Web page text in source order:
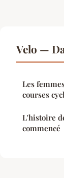
Velo —
Les
courses
L'histoire
commencé